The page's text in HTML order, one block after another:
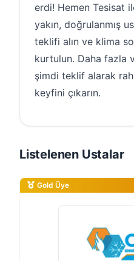
erdi! Hemen Tesisat
yakın, doğrulanmış
teklifi alın ve klima
kurtulun. Daha fazla
şimdi teklif alarak
keyfini çıkarın.
Listelenen Ustalar
Gold Üye